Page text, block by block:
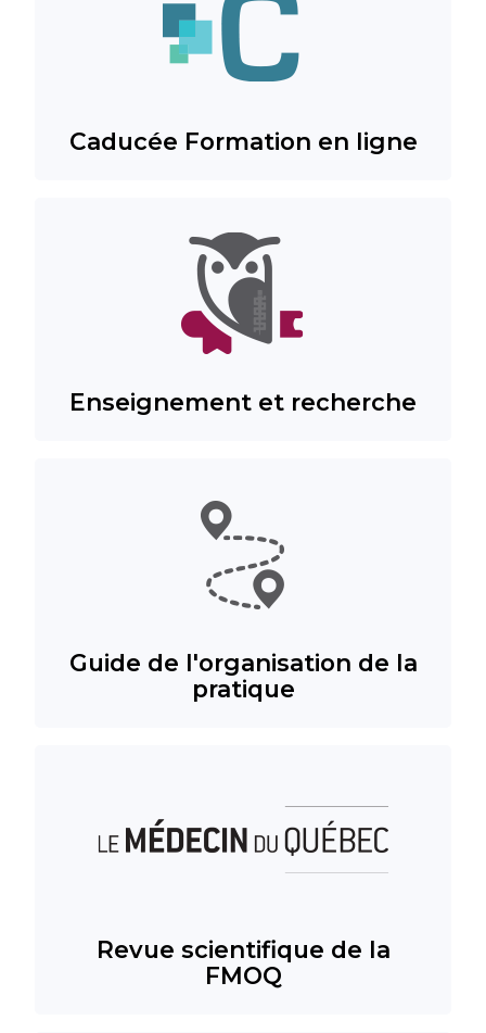
Caducée Formation en ligne
Enseignement et recherche
Guide de l'organisation de la
pratique
Revue scientifique de la
FMOQ